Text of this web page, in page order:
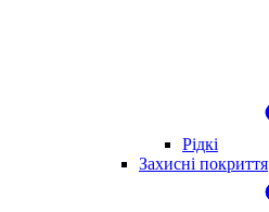
Рідкі
Захисні покриття